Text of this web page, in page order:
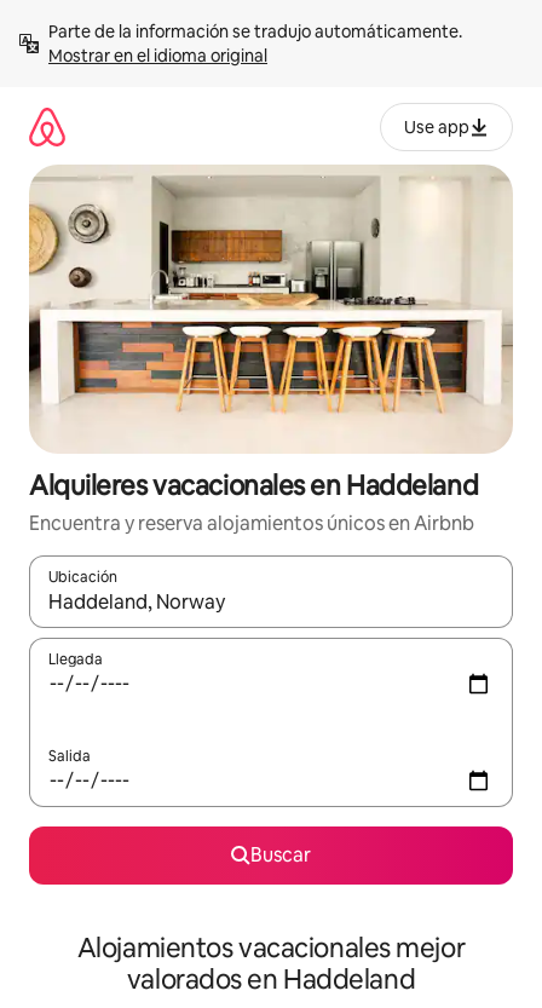
contenidoMostrar en el idioma original
Use app
Alquileres vacacionales en Haddeland
Encuentra y reserva alojamientos únicos en Airbnb
Ubicación
Cuando los resultados estén disponibles, navega con las
Llegada
Salida
Buscar
Alojamientos vacacionales mejor
valorados en Haddeland